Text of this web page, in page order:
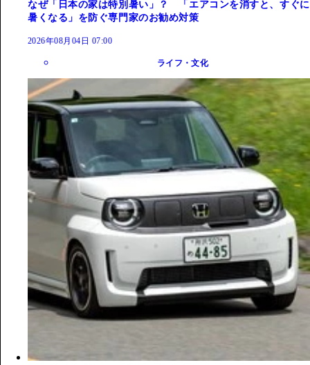
なぜ「日本の家は特別暑い」？ 「エアコンを消すと、すぐに
暑くなる」を防ぐ専門家のお勧め対策
2026年08月04日 07:00
ライフ・文化